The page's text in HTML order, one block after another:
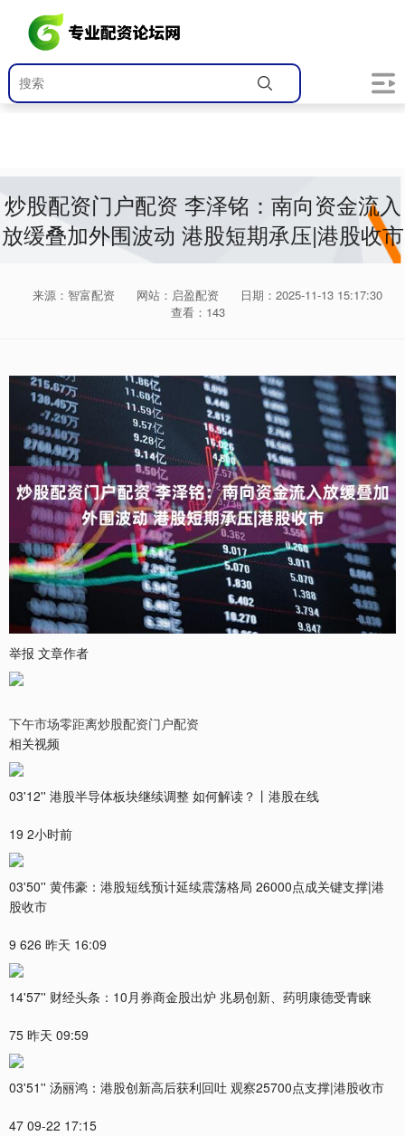
炒股配资门户配资 李泽铭：南向资金流入
放缓叠加外围波动 港股短期承压|港股收市
来源：智富配资 网站：启盈配资
日期：2025-11-13 15:17:30
查看：143
举报 文章作者
下午市场零距离炒股配资门户配资
相关视频
03'12'' 港股半导体板块继续调整 如何解读？丨港股在线
19 2小时前
03'50'' 黄伟豪：港股短线预计延续震荡格局 26000点成关键支撑|港
股收市
9 626 昨天 16:09
14'57'' 财经头条：10月券商金股出炉 兆易创新、药明康德受青睐
75 昨天 09:59
03'51'' 汤丽鸿：港股创新高后获利回吐 观察25700点支撑|港股收市
47 09-22 17:15